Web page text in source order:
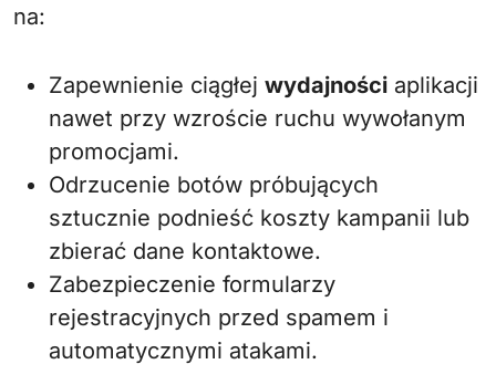
na:
Zapewnienie ciągłej wydajności aplikacji
nawet przy wzroście ruchu wywołanym
promocjami.
Odrzucenie botów próbujących
sztucznie podnieść koszty kampanii lub
zbierać dane kontaktowe.
Zabezpieczenie formularzy
rejestracyjnych przed spamem i
automatycznymi atakami.